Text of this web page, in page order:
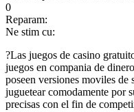
0
Reparam:
Ne stim cu:
?Las juegos de casino
juegos en compania de
poseen versiones moviles de
juguetear comodamente por
precisas con el fin de